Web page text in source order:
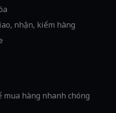
nhận, kiểm hàng
mua hàng nhanh chóng